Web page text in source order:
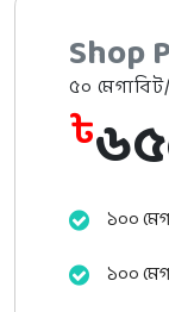
Shop
৫০
৳
১০০
১০০